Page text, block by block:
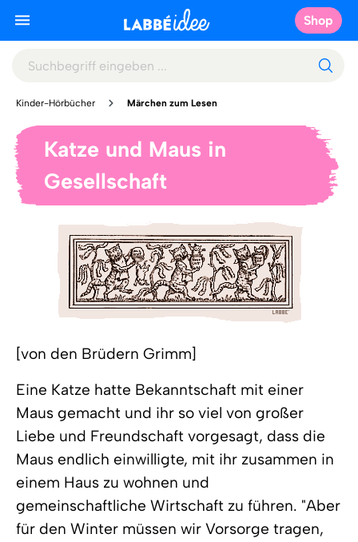
Shop
Kinder-Hörbücher Märchen zum Lesen
Katze und Maus in
Gesellschaft
[von den Brüdern Grimm]
Eine Katze hatte Bekanntschaft mit einer
Maus gemacht und ihr so viel von großer
Liebe und Freundschaft vorgesagt, dass die
Maus endlich einwilligte, mit ihr zusammen in
einem Haus zu wohnen und
gemeinschaftliche Wirtschaft zu führen. "Aber
für den Winter müssen wir Vorsorge tragen,